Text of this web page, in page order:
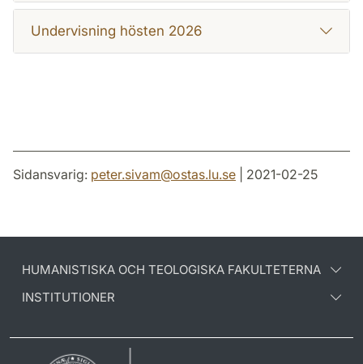
Undervisning hösten 2026
Sidansvarig: peter.sivam@ostas.lu.se | 2021-02-25
HUMANISTISKA OCH TEOLOGISKA FAKULTETERNA
INSTITUTIONER